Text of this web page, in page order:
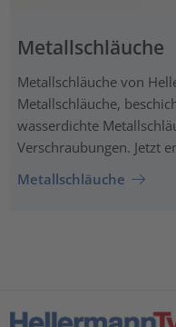
Metallschläuche
Metallschläuche von
Metallschläuche,
wasserdichte
Verschraubungen. Jetzt
Metallschläuche